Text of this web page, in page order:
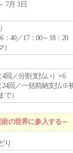
7月 3日
）
：40／17：00～18：20
）
4回／分割支払い）×6
24回／一括前納支払※
で）
の世界に参入する～
り